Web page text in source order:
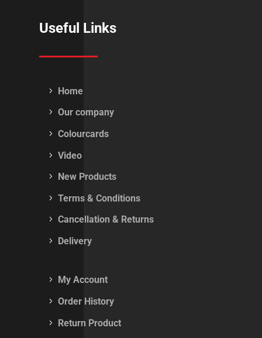
Useful Links
Home
Our company
Colourcards
Video
New Products
Terms & Conditions
Cancellation & Returns
Delivery
My Account
Order History
Return Product